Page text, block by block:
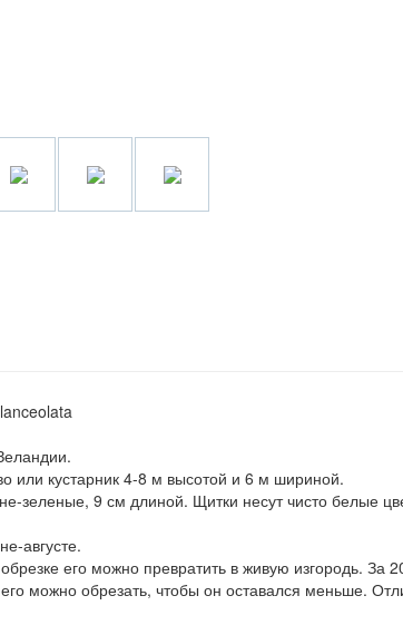
или кустарник 4-8 м высотой и 6 м шириной.
зеленые, 9 см длиной. Щитки несут чисто белые
августе.
его можно превратить в живую изгородь. За
можно обрезать, чтобы он оставался меньше.